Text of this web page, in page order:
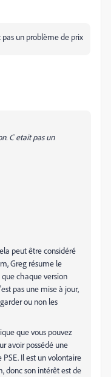
un problème de prix
C etait pas un
peut être considéré
Greg résume le
chaque version
pas une mise à jour,
ou non les
que vous pouvez
avoir possédé une
Il est un volontaire
donc son intérêt est de